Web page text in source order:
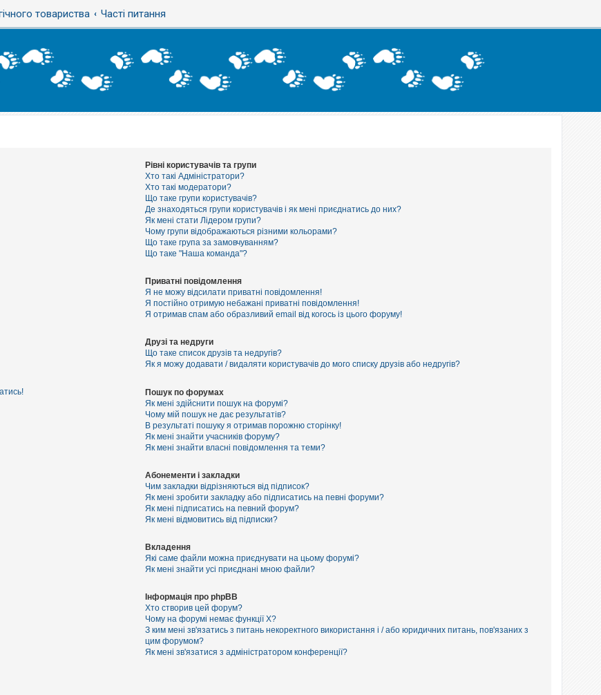
товариства Часті питання
Рівні користувачів та групи
Хто такі Адміністратори?
Хто такі модератори?
Що таке групи користувачів?
Де знаходяться групи користувачів і як мені приєднатись до них?
Як мені стати Лідером групи?
Чому групи відображаються різними кольорами?
Що таке група за замовчуванням?
Що таке "Наша команда"?
Приватні повідомлення
Я не можу відсилати приватні повідомлення!
Я постійно отримую небажані приватні повідомлення!
Я отримав спам або образливий email від когось із цього форуму!
Друзі та недруги
Що таке список друзів та недругів?
Як я можу додавати / видаляти користувачів до мого списку друзів або недругів?
Пошук по форумах
Як мені здійснити пошук на форумі?
Чому мій пошук не дає результатів?
В результаті пошуку я отримав порожню сторінку!
Як мені знайти учасників форуму?
Як мені знайти власні повідомлення та теми?
Абонементи і закладки
Чим закладки відрізняються від підписок?
Як мені зробити закладку або підписатись на певні форуми?
Як мені підписатись на певний форум?
Як мені відмовитись від підписки?
Вкладення
Які саме файли можна приєднувати на цьому форумі?
Як мені знайти усі приєднані мною файли?
Інформація про phpBB
Хто створив цей форум?
Чому на форумі немає функції X?
З ким мені зв'язатись з питань некоректного використання і / або юридичних питань, пов'язаних з
цим форумом?
Як мені зв'язатися з адміністратором конференції?